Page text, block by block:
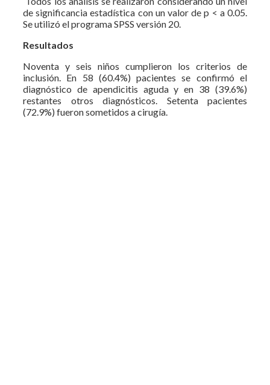
de significancia estadística con un valor de p < a 0.05.
Se utilizó el programa SPSS versión 20.
Resultados
Noventa y seis niños cumplieron los criterios de
inclusión. En 58 (60.4%) pacientes se confirmó el
diagnóstico de apendicitis aguda y en 38 (39.6%)
restantes otros diagnósticos. Setenta pacientes
(72.9%) fueron sometidos a cirugía.